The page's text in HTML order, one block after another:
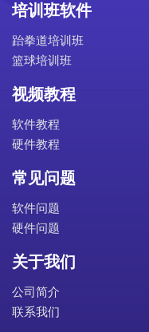
培训班软件
跆拳道培训班
篮球培训班
视频教程
软件教程
硬件教程
常见问题
软件问题
硬件问题
关于我们
公司简介
联系我们